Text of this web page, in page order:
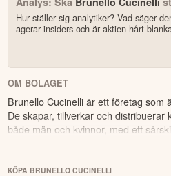
Hur ställer sig analytiker? Vad säger
agerar insiders och är aktien hårt
10 000+ olika marknader
För- & efterhandel på utvalda
OM BOLAGET
Brunello Cucinelli är ett företag som
De skapar, tillverkar och distribuerar
både män och kvinnor, med ett
stor del av deras produkter är
varumärket Brunello Cucinelli.
världen genom sina egna fysiska
KÖPA BRUNELLO CUCINELLI